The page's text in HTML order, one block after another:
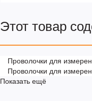
Этот товар
Проволочки для
Проволочки для
Показать ещё